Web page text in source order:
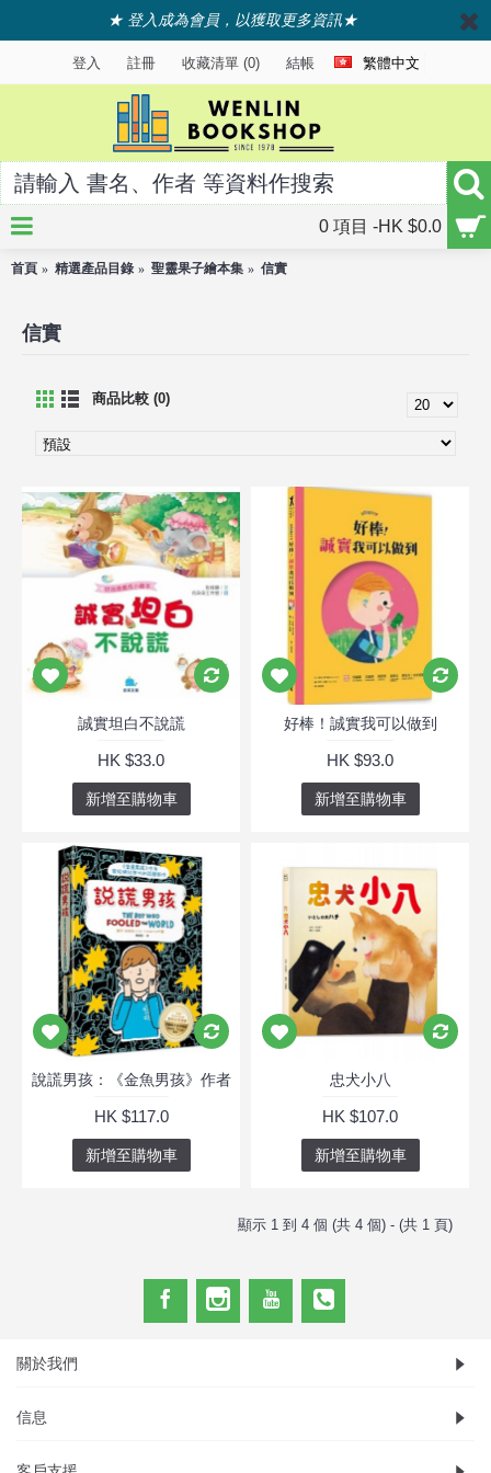
★ 登入成為會員，以獲取更多資訊★
登入 註冊 收藏清單 (0) 結帳 繁體中文
0 項目 -HK $0.0
首頁 精選產品目錄 聖靈果子繪本集 信實
信實
商品比較 (0)
誠實坦白不說謊
HK $33.0
新增至購物車
好棒！誠實我可以做到
HK $93.0
新增至購物車
說謊男孩：《金魚男孩》作者
HK $117.0
新增至購物車
忠犬小八
HK $107.0
新增至購物車
顯示 1 到 4 個 (共 4 個) - (共 1 頁)
關於我們
信息